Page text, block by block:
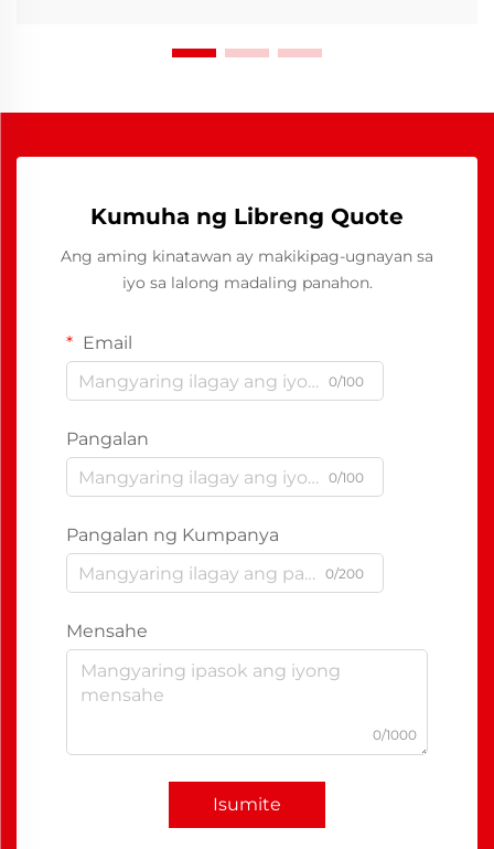
Kumuha ng Libreng Quote
Ang aming kinatawan ay makikipag-ugnayan sa
iyo sa lalong madaling panahon.
Email
0/100
Pangalan
0/100
Pangalan ng Kumpanya
0/200
Mensahe
0/1000
Isumite